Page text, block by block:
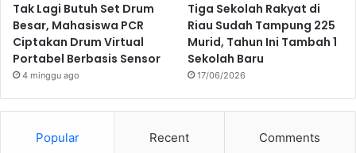
Tak Lagi Butuh Set Drum
Besar, Mahasiswa PCR
Ciptakan Drum Virtual
Portabel Berbasis Sensor
4 minggu ago
Tiga Sekolah Rakyat di
Riau Sudah Tampung 225
Murid, Tahun Ini Tambah 1
Sekolah Baru
17/06/2026
Popular Recent Comments